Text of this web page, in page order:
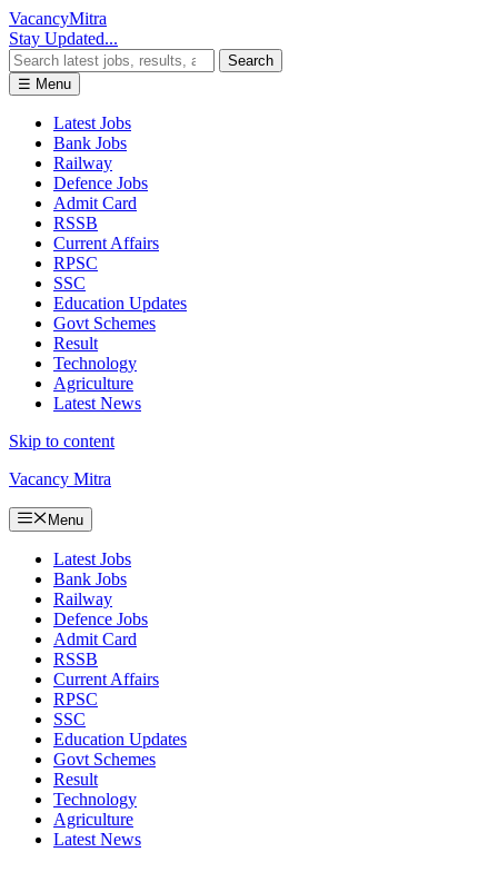
VacancyMitra
Stay Updated...
Search
☰ Menu
Latest Jobs
Bank Jobs
Railway
Defence Jobs
Admit Card
RSSB
Current Affairs
RPSC
SSC
Education Updates
Govt Schemes
Result
Technology
Agriculture
Latest News
Skip to content
Vacancy Mitra
Menu
Latest Jobs
Bank Jobs
Railway
Defence Jobs
Admit Card
RSSB
Current Affairs
RPSC
SSC
Education Updates
Govt Schemes
Result
Technology
Agriculture
Latest News